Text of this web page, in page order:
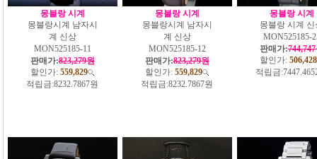
몽블랑 시계
몽블랑시계 남자시
계 신상
MON525185-11
판매가:823,279원
할인가: 559,829
적립금:8232.7867원
몽블랑 시계
몽블랑시계 남자시
계 신상
MON525185-12
판매가:823,279원
할인가: 559,829
적립금:8232.7867원
몽블랑 시계
몽블랑 시계 신
MON525185-
판매가:
할인가: 506,428
적립금: